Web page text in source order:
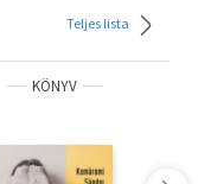
Teljes lista
KÖNYV